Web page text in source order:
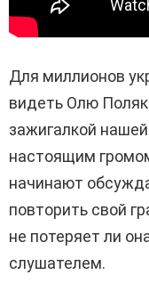
Для миллионов
видеть Олю
зажигалкой
настоящим
начинают
повторить свой
не потеряет ли
слушателем.